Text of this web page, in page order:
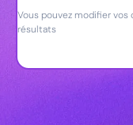
Vous pouvez modifier
résultats